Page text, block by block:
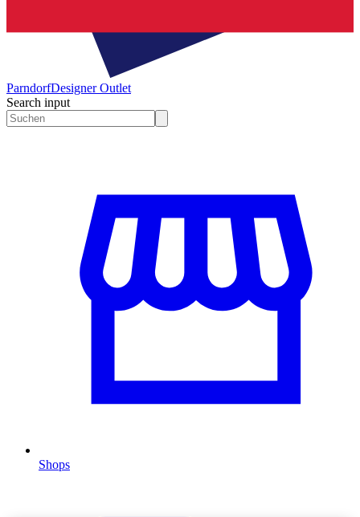
ParndorfDesigner Outlet
Search input
Shops